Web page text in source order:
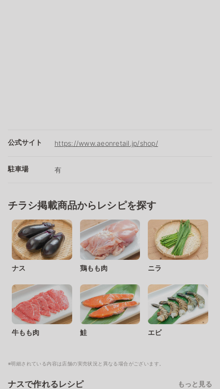
公式サイト https://www.aeonretail.jp/shop/
駐車場 有
チラシ掲載商品からレシピを探す
ナス 鶏もも肉 ニラ
牛もも肉 鮭 エビ
※明細されている内容は店舗の実売状況と異なる場合がございます。
ナスで作れるレシピ もっと見る